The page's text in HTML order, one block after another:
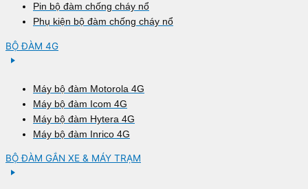
Pin bộ đàm chống cháy nổ
Phụ kiện bộ đàm chống cháy nổ
BỘ ĐÀM 4G
Máy bộ đàm Motorola 4G
Máy bộ đàm Icom 4G
Máy bộ đàm Hytera 4G
Máy bộ đàm Inrico 4G
BỘ ĐÀM GẮN XE & MÁY TRẠM